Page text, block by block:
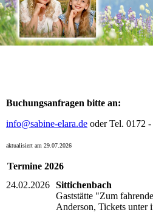
Buchungsanfragen bitte an:
info@sabine-elara.de oder Tel. 0172
aktualisiert am 29.07.2026
Termine 2026
24.02.2026 Sittichenbach
Gaststätte "Zum
Anderson, Tickets unter